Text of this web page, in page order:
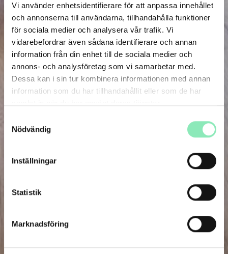
Vi använder enhetsidentifierare för att anpassa innehållet
och annonserna till användarna, tillhandahålla funktioner
för sociala medier och analysera vår trafik. Vi
vidarebefordrar även sådana identifierare och annan
information från din enhet till de sociala medier och
annons- och analysföretag som vi samarbetar med.
Dessa kan i sin tur kombinera informationen med annan
information som du har tillhandahållit eller som de har
Nödvändig
Inställningar
Statistik
Marknadsföring